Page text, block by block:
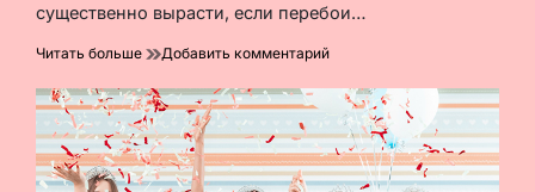
существенно вырасти, если перебои…
Читать больше Добавить комментарийк
будет
ценами
на
такси